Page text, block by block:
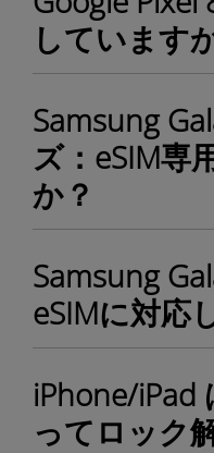
しています
Samsung
ズ：eSIM専
か？
Samsung
eSIMに対応
iPhone/iPad
ってロック